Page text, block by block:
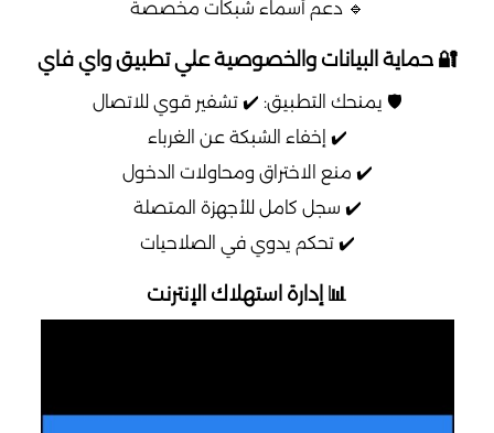
🔹 دعم أسماء شبكات مخصصة
🔐 حماية البيانات والخصوصية علي تطبيق واي فاي
🛡️ يمنحك التطبيق: ✔️ تشفير قوي للاتصال
✔️ إخفاء الشبكة عن الغرباء
✔️ منع الاختراق ومحاولات الدخول
✔️ سجل كامل للأجهزة المتصلة
✔️ تحكم يدوي في الصلاحيات
📊 إدارة استهلاك الإنترنت